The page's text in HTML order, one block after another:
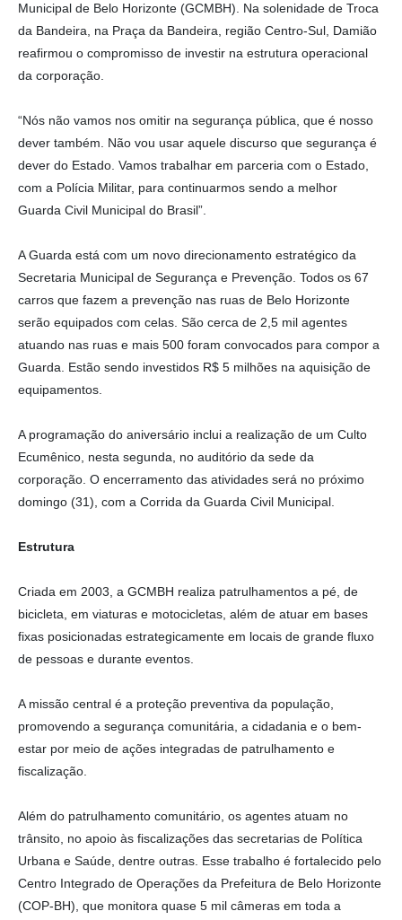
Municipal de Belo Horizonte (GCMBH). Na solenidade de Troca
da Bandeira, na Praça da Bandeira, região Centro-Sul, Damião
reafirmou o compromisso de investir na estrutura operacional
da corporação.
“Nós não vamos nos omitir na segurança pública, que é nosso
dever também. Não vou usar aquele discurso que segurança é
dever do Estado. Vamos trabalhar em parceria com o Estado,
com a Polícia Militar, para continuarmos sendo a melhor
Guarda Civil Municipal do Brasil”.
A Guarda está com um novo direcionamento estratégico da
Secretaria Municipal de Segurança e Prevenção. Todos os 67
carros que fazem a prevenção nas ruas de Belo Horizonte
serão equipados com celas. São cerca de 2,5 mil agentes
atuando nas ruas e mais 500 foram convocados para compor a
Guarda. Estão sendo investidos R$ 5 milhões na aquisição de
equipamentos.
A programação do aniversário inclui a realização de um Culto
Ecumênico, nesta segunda, no auditório da sede da
corporação. O encerramento das atividades será no próximo
domingo (31), com a Corrida da Guarda Civil Municipal.
Estrutura
Criada em 2003, a GCMBH realiza patrulhamentos a pé, de
bicicleta, em viaturas e motocicletas, além de atuar em bases
fixas posicionadas estrategicamente em locais de grande fluxo
de pessoas e durante eventos.
A missão central é a proteção preventiva da população,
promovendo a segurança comunitária, a cidadania e o bem-
estar por meio de ações integradas de patrulhamento e
fiscalização.
Além do patrulhamento comunitário, os agentes atuam no
trânsito, no apoio às fiscalizações das secretarias de Política
Urbana e Saúde, dentre outras. Esse trabalho é fortalecido pelo
Centro Integrado de Operações da Prefeitura de Belo Horizonte
(COP-BH), que monitora quase 5 mil câmeras em toda a